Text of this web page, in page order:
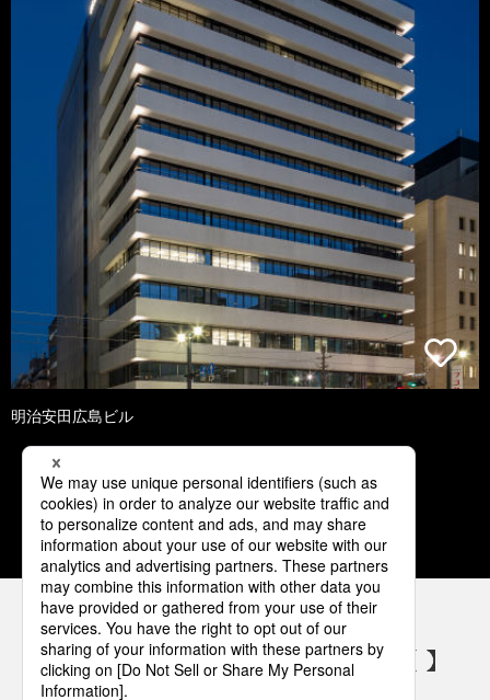
明治安田広島ビル
1 2 3 4 5
パナソニックの電気設備 SNSアカウント